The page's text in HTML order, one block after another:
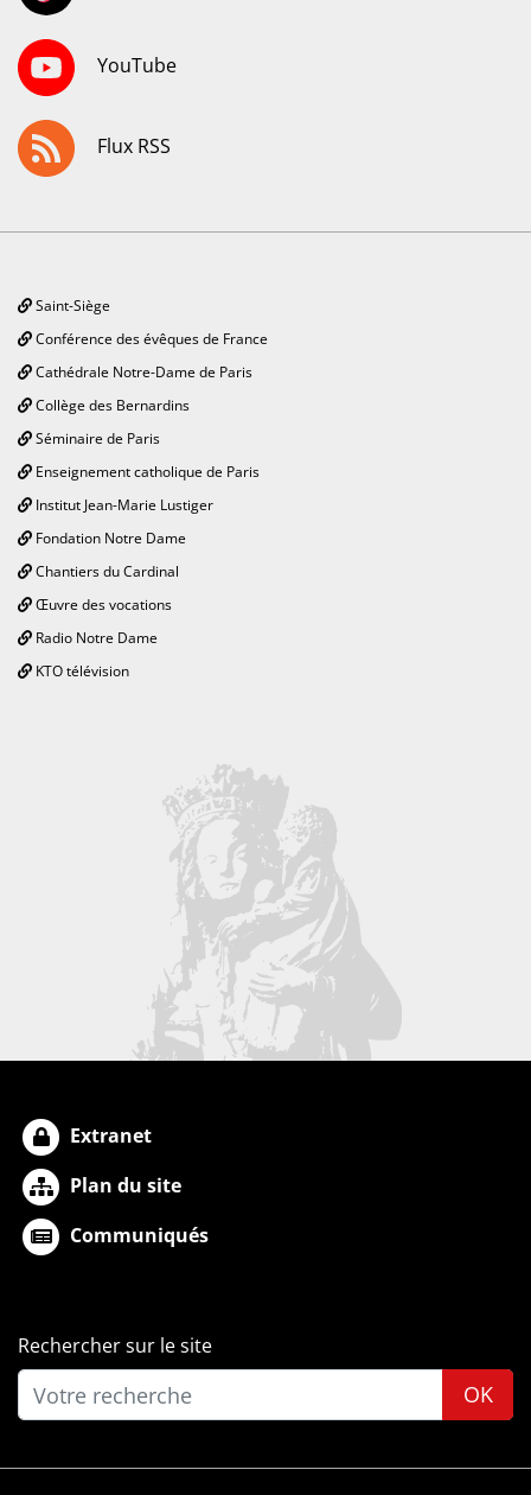
YouTube
Flux RSS
Saint-Siège
Conférence des évêques de France
Cathédrale Notre-Dame de Paris
Collège des Bernardins
Séminaire de Paris
Enseignement catholique de Paris
Institut Jean-Marie Lustiger
Fondation Notre Dame
Chantiers du Cardinal
Œuvre des vocations
Radio Notre Dame
KTO télévision
Extranet
Plan du site
Communiqués
Rechercher sur le site
OK